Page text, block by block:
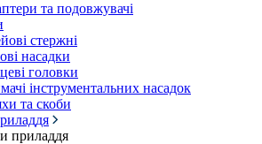
та подовжувачі
стержні
насадки
головки
інструментальних насадок
та скоби
приладдя